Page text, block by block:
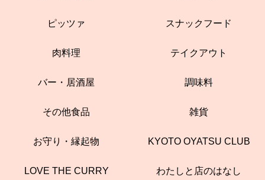
ピッツァ スナックフード
肉料理 テイクアウト
バー・居酒屋 調味料
その他食品 雑貨
お守り・縁起物 KYOTO OYATSU CLUB
LOVE THE CURRY わたしと店のはなし